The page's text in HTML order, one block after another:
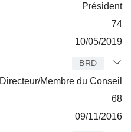
Président
74
10/05/2019
BRD
Directeur/Membre du Conseil
68
09/11/2016